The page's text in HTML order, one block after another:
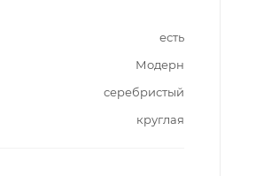
есть
Модерн
серебристый
круглая